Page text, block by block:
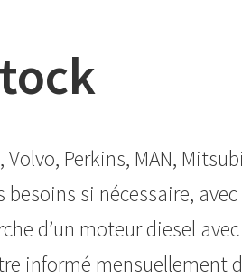
Perkins, MAN,
si nécessaire,
d’un moteur diesel
informé mensuellement